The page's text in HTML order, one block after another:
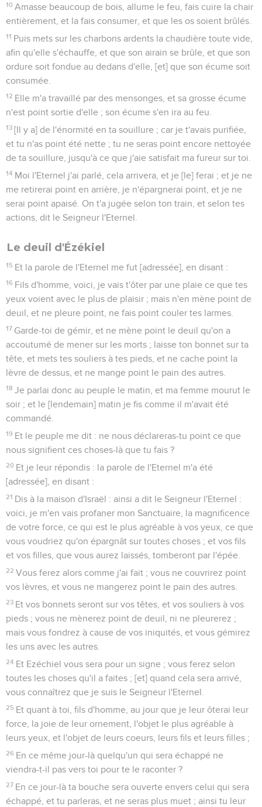
10 Amasse beaucoup de bois, allume le feu, fais cuire la chair
entièrement, et la fais consumer, et que les os soient brûlés.
11 Puis mets sur les charbons ardents la chaudière toute vide,
afin qu'elle s'échauffe, et que son airain se brûle, et que son
ordure soit fondue au dedans d'elle, [et] que son écume soit
consumée.
12 Elle m'a travaillé par des mensonges, et sa grosse écume
n'est point sortie d'elle ; son écume s'en ira au feu.
13 [Il y a] de l'énormité en ta souillure ; car je t'avais purifiée,
et tu n'as point été nette ; tu ne seras point encore nettoyée
de ta souillure, jusqu'à ce que j'aie satisfait ma fureur sur toi.
14 Moi l'Eternel j'ai parlé, cela arrivera, et je [le] ferai ; et je ne
me retirerai point en arrière, je n'épargnerai point, et je ne
serai point apaisé. On t'a jugée selon ton train, et selon tes
actions, dit le Seigneur l'Eternel.
Le deuil d'Ézékiel
15 Et la parole de l'Eternel me fut [adressée], en disant :
16 Fils d'homme, voici, je vais t'ôter par une plaie ce que tes
yeux voient avec le plus de plaisir ; mais n'en mène point de
deuil, et ne pleure point, ne fais point couler tes larmes.
17 Garde-toi de gémir, et ne mène point le deuil qu'on a
accoutumé de mener sur les morts ; laisse ton bonnet sur ta
tête, et mets tes souliers à tes pieds, et ne cache point la
lèvre de dessus, et ne mange point le pain des autres.
18 Je parlai donc au peuple le matin, et ma femme mourut le
soir ; et le [lendemain] matin je fis comme il m'avait été
commandé.
19 Et le peuple me dit : ne nous déclareras-tu point ce que
nous signifient ces choses-là que tu fais ?
20 Et je leur répondis : la parole de l'Eternel m'a été
[adressée], en disant :
21 Dis à la maison d'Israël : ainsi a dit le Seigneur l'Eternel :
voici, je m'en vais profaner mon Sanctuaire, la magnificence
de votre force, ce qui est le plus agréable à vos yeux, ce que
vous voudriez qu'on épargnât sur toutes choses ; et vos fils
et vos filles, que vous aurez laissés, tomberont par l'épée.
22 Vous ferez alors comme j'ai fait ; vous ne couvrirez point
vos lèvres, et vous ne mangerez point le pain des autres.
23 Et vos bonnets seront sur vos têtes, et vos souliers à vos
pieds ; vous ne mènerez point de deuil, ni ne pleurerez ;
mais vous fondrez à cause de vos iniquités, et vous gémirez
les uns avec les autres.
24 Et Ezéchiel vous sera pour un signe ; vous ferez selon
toutes les choses qu'il a faites ; [et] quand cela sera arrivé,
vous connaîtrez que je suis le Seigneur l'Eternel.
25 Et quant à toi, fils d'homme, au jour que je leur ôterai leur
force, la joie de leur ornement, l'objet le plus agréable à
leurs yeux, et l'objet de leurs coeurs, leurs fils et leurs filles ;
26 En ce même jour-là quelqu'un qui sera échappé ne
viendra-t-il pas vers toi pour te le raconter ?
27 En ce jour-là ta bouche sera ouverte envers celui qui sera
échappé, et tu parleras, et ne seras plus muet ; ainsi tu leur